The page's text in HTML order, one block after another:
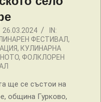
26.03.2024
IN:
ФЕСТИВАЛ,
, КУЛИНАРНА
, ФОЛКЛОРЕН
ще се състои на
община Гурково,